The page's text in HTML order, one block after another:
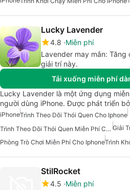
Lucky Lavender
4.8 Miễn phí
Lavender may mắn:
giải trí này.
Tải xuống miễn phí
Lucky Lavender là một ứng dụng
người dùng iPhone. Được phát triển
iPhoneTrình Theo Dõi Thói Quen Cho Iphone
Trình Theo Dõi Thói Quen Miễn Phí Cho Iphone Giải
Phòng Trò Chơi Miễn Phí Cho IphoneTrình
StilRocket
4.5 Miễn phí